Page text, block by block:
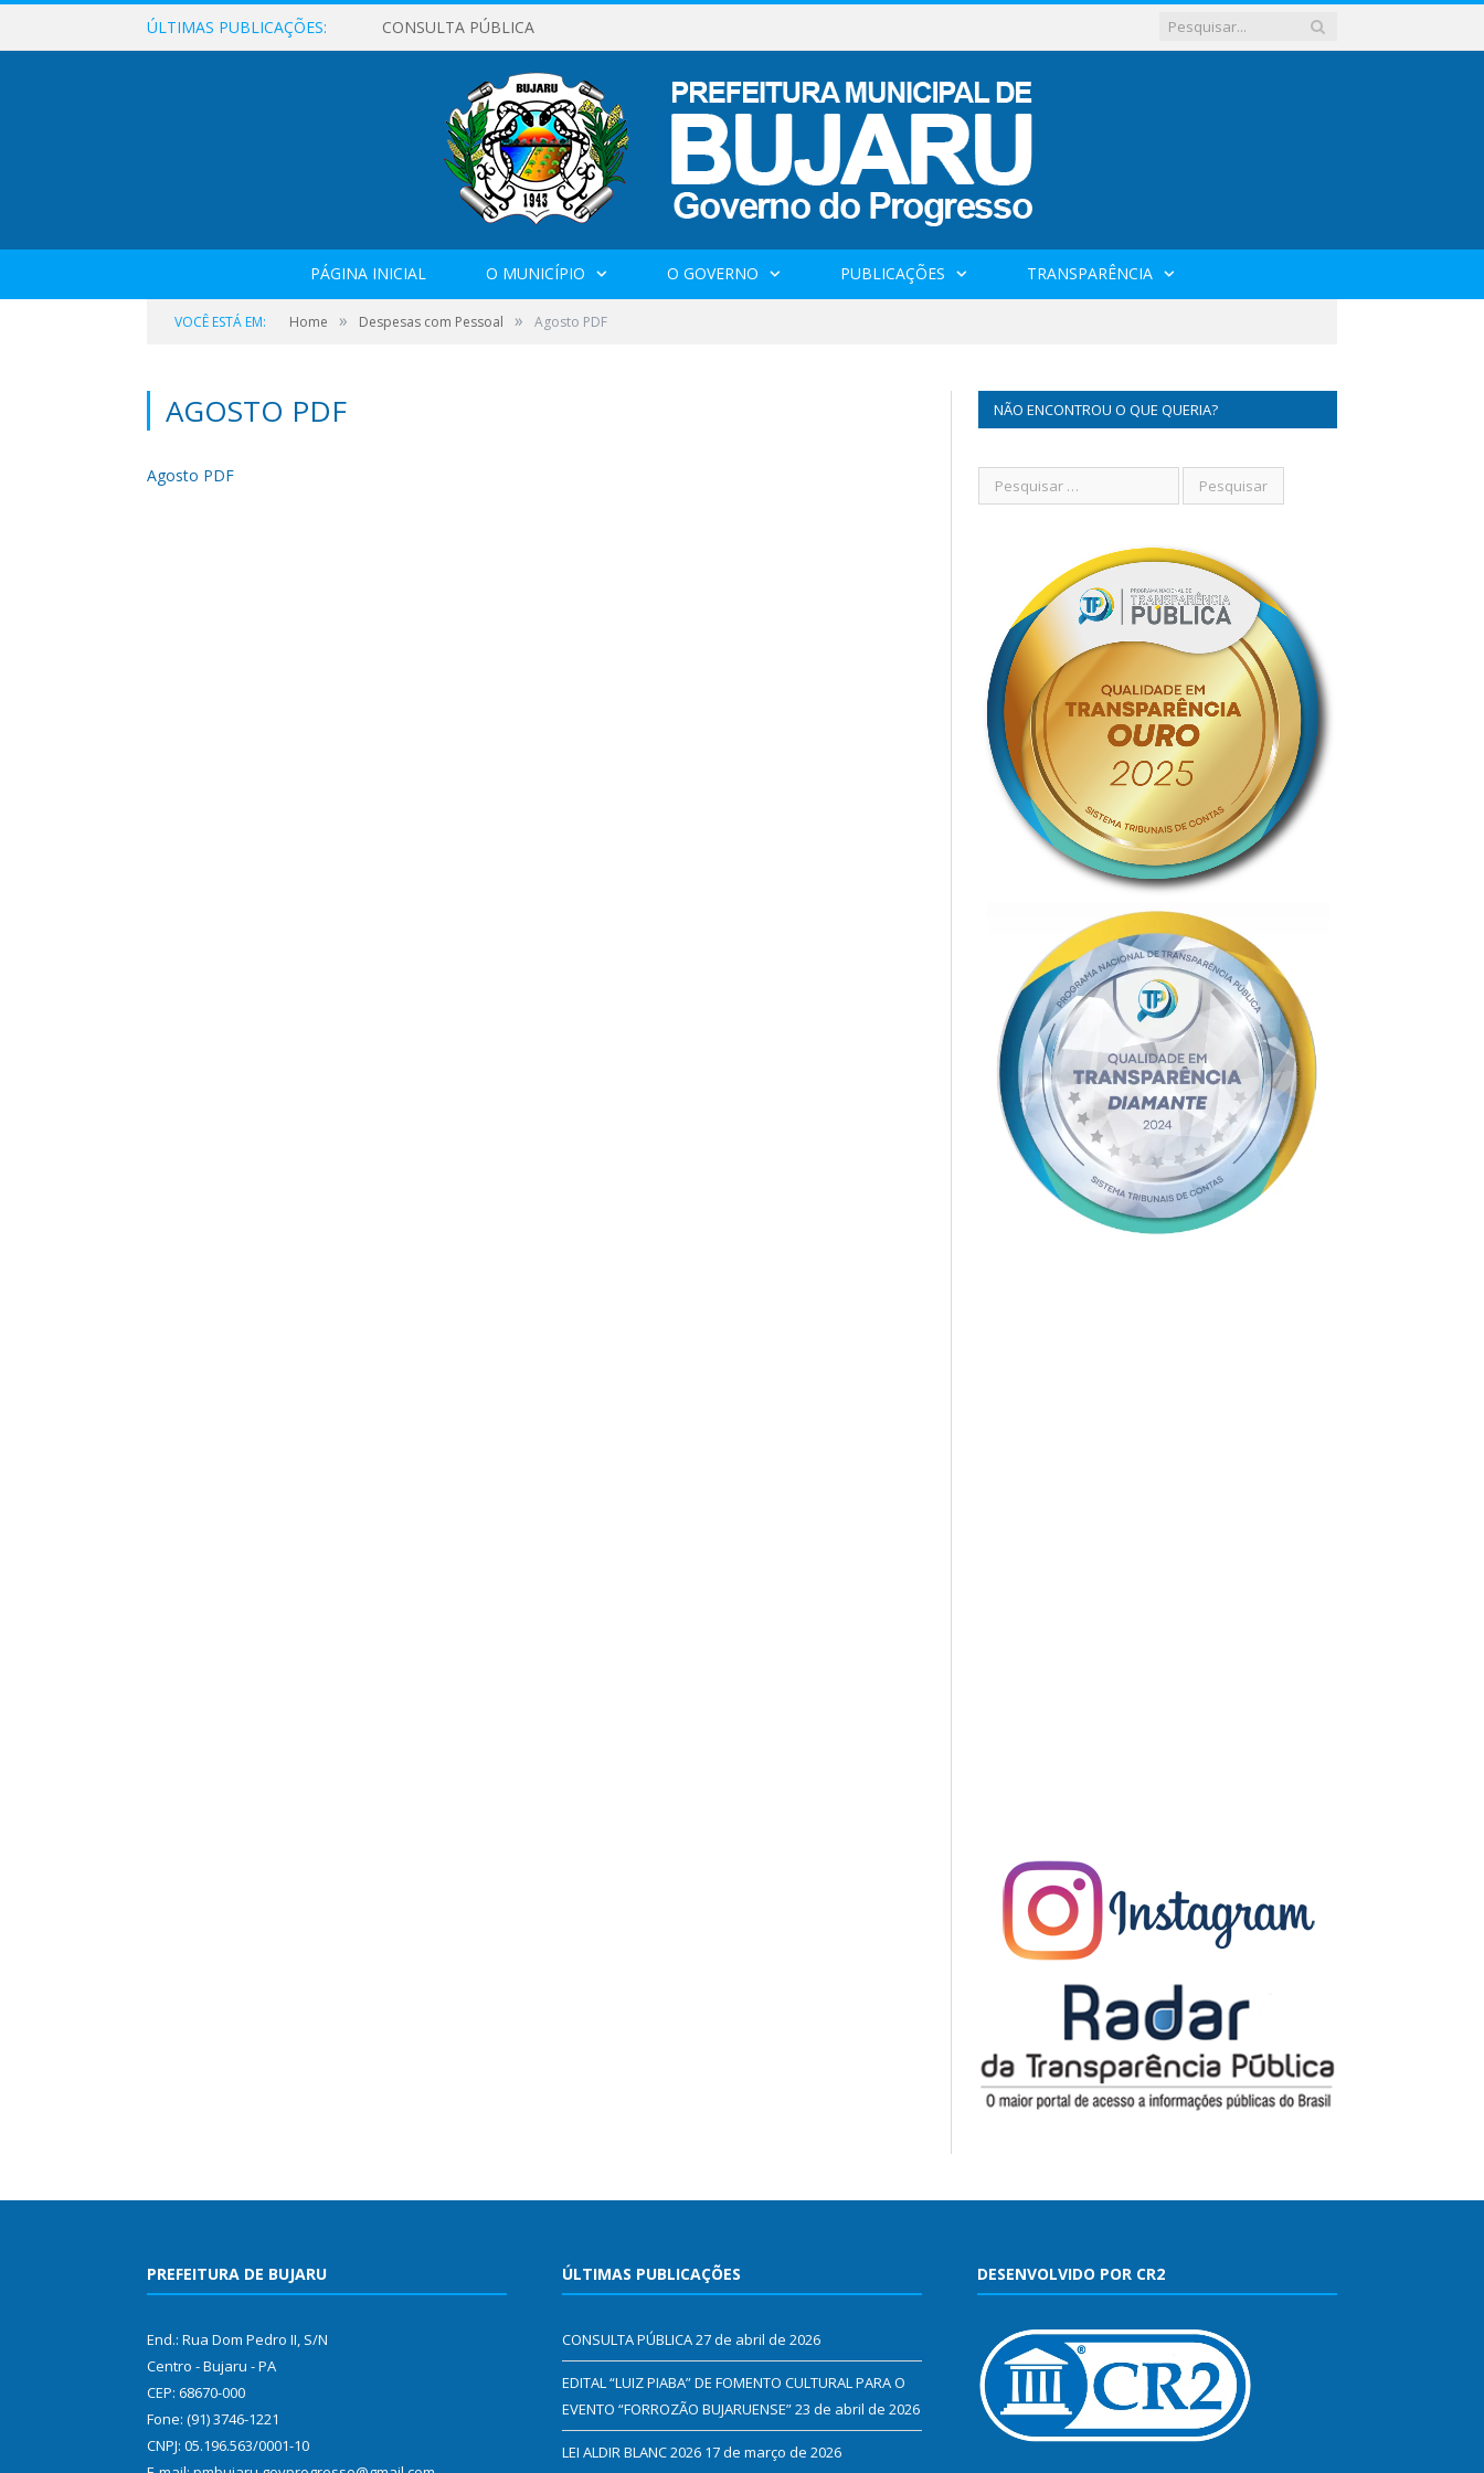
ÚLTIMAS PUBLICAÇÕES: CONSULTA PÚBLICA
PÁGINA INICIAL O MUNICÍPIO O GOVERNO PUBLICAÇÕES TRANSPARÊNCIA
VOCÊ ESTÁ EM: Home » Despesas com Pessoal » Agosto PDF
AGOSTO PDF
Agosto PDF
NÃO ENCONTROU O QUE QUERIA?
PREFEITURA DE BUJARU
End.: Rua Dom Pedro II, S/N
Centro - Bujaru - PA
CEP: 68670-000
Fone: (91) 3746-1221
CNPJ: 05.196.563/0001-10
ÚLTIMAS PUBLICAÇÕES
CONSULTA PÚBLICA27 de abril de 2026
EDITAL “LUIZ PIABA” DE FOMENTO CULTURAL PARA O
EVENTO “FORROZÃO BUJARUENSE”23 de abril de 2026
LEI ALDIR BLANC 2026 17 de março de 2026
DESENVOLVIDO POR CR2